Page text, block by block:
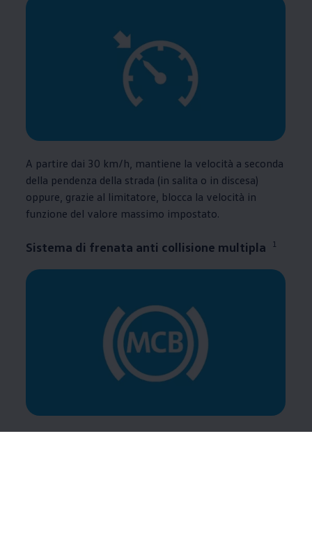
A partire dai 30 km/h, mantiene la velocità a seconda
della pendenza della strada (in salita o in discesa)
oppure, grazie al limitatore, blocca la velocità in
funzione del valore massimo impostato.
Sistema di frenata anti collisione multipla 1